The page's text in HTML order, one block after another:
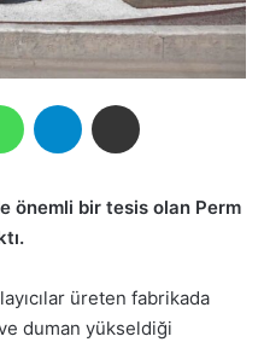
önemli bir tesis olan Perm
üreten fabrikada
duman yükseldiği